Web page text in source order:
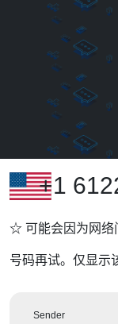
+1
☆ 可能会因为网络
号码再试。仅显示
Sender